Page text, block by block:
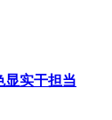
显实干担当